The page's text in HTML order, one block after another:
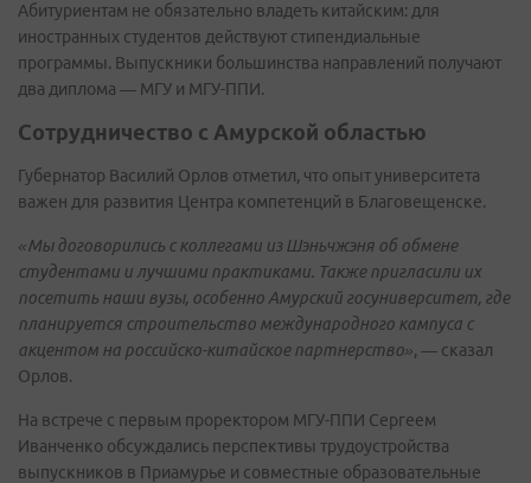
Абитуриентам не обязательно владеть китайским: для
иностранных студентов действуют стипендиальные
программы. Выпускники большинства направлений получают
два диплома — МГУ и МГУ-ППИ.
Сотрудничество с Амурской областью
Губернатор Василий Орлов отметил, что опыт университета
важен для развития Центра компетенций в Благовещенске.
«Мы договорились с коллегами из Шэньчжэня об обмене
студентами и лучшими практиками. Также пригласили их
посетить наши вузы, особенно Амурский госуниверситет, где
планируется строительство международного кампуса с
акцентом на российско-китайское партнерство», — сказал
Орлов.
На встрече с первым проректором МГУ-ППИ Сергеем
Иванченко обсуждались перспективы трудоустройства
выпускников в Приамурье и совместные образовательные